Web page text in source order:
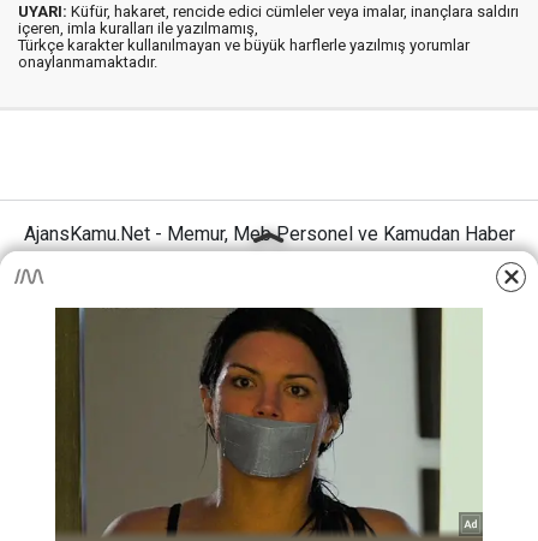
UYARI: Küfür, hakaret, rencide edici cümleler veya imalar, inançlara saldırı
içeren, imla kuralları ile yazılmamış,
Türkçe karakter kullanılmayan ve büyük harflerle yazılmış yorumlar
onaylanmamaktadır.
AjansKamu.Net - Memur, Meb Personel ve Kamudan Haber
Anasayfa Künye İletişim
MEB Personel – Öğretmen Haberleri
Haber Portalı Yazılımı